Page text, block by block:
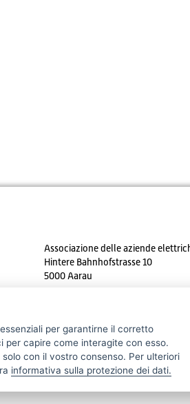
Associazione delle aziende
Hintere Bahnhofstrasse 10
5000 Aarau
per garantirne il corretto
per capire come interagite con esso.
con il vostro consenso. Per ulteriori
informativa sulla protezione dei dati.